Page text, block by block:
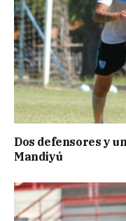
Dos defensores y
Mandiyú